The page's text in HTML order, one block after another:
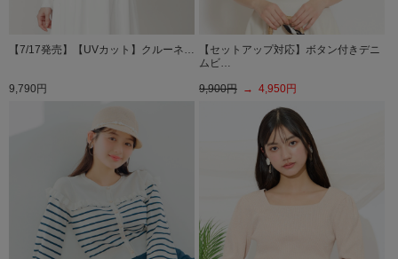
【7/17発売】【UVカット】クルーネ…
9,790円
【セットアップ対応】ボタン付きデニ
ムビ…
9,900円 → 4,950円